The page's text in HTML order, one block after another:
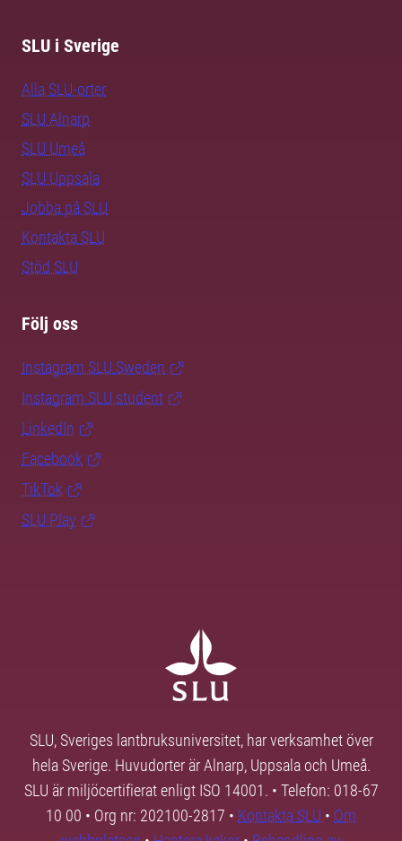
SLU i Sverige
Alla SLU-orter
SLU Alnarp
SLU Umeå
SLU Uppsala
Jobba på SLU
Kontakta SLU
Stöd SLU
Följ oss
Instagram SLU.Sweden
Instagram SLU.student
LinkedIn
Facebook
TikTok
SLU Play
SLU, Sveriges lantbruksuniversitet, har verksamhet över
hela Sverige. Huvudorter är Alnarp, Uppsala och Umeå.
SLU är miljöcertifierat enligt ISO 14001. • Telefon: 018-67
10 00 • Org nr: 202100-2817 • Kontakta SLU • Om